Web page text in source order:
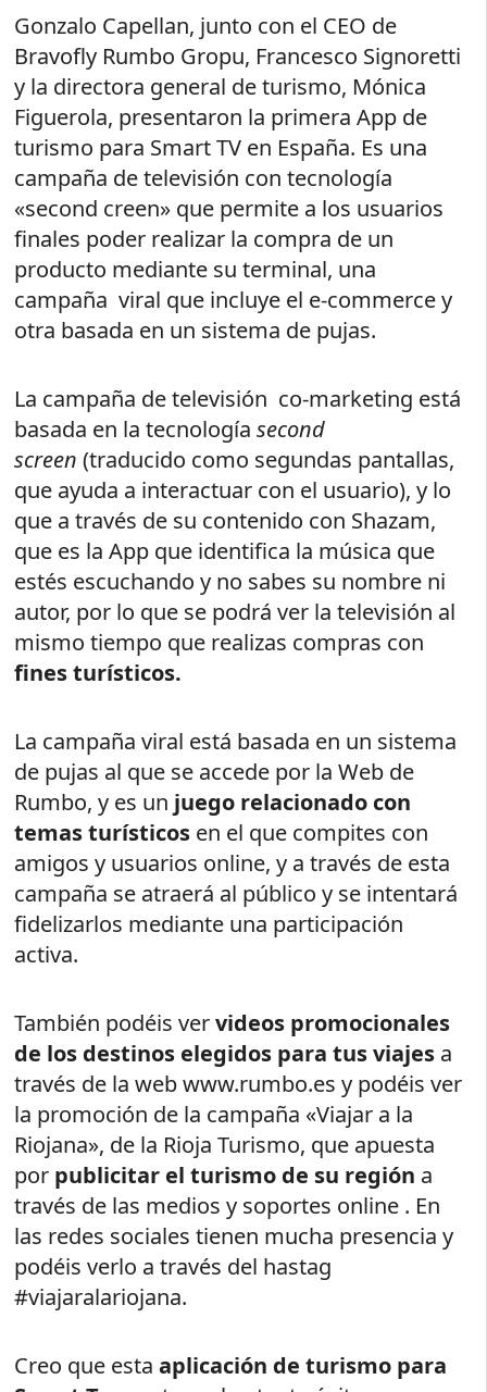
Gonzalo Capellan, junto con el CEO de
Bravofly Rumbo Gropu, Francesco Signoretti
y la directora general de turismo, Mónica
Figuerola, presentaron la primera App de
turismo para Smart TV en España. Es una
campaña de televisión con tecnología
«second creen» que permite a los usuarios
finales poder realizar la compra de un
producto mediante su terminal, una
campaña viral que incluye el e-commerce y
otra basada en un sistema de pujas.
La campaña de televisión co-marketing está
basada en la tecnologíasecond
screen(traducido como segundas pantallas,
que ayuda a interactuar con el usuario), y lo
que a través de su contenido con Shazam,
que es la App que identifica la música que
estés escuchando y no sabes su nombre ni
autor, por lo que se podrá ver la televisión al
mismo tiempo que realizas compras con
fines turísticos.
La campaña viral está basada en un sistema
de pujas al que se accede por la Web de
Rumbo, y es un juego relacionado con
temas turísticos en el que compites con
amigos y usuarios online, y a través de esta
campaña se atraerá al público y se intentará
fidelizarlos mediante una participación
activa.
También podéis vervideos promocionales
de los destinos elegidos para tus viajes a
través de la web www.rumbo.es y podéis ver
la promoción de la campaña «Viajar a la
Riojana», de la Rioja Turismo, que apuesta
por publicitar el turismo de su región a
través de las medios y soportes online . En
las redes sociales tienen mucha presencia y
podéis verlo a través del hastag
#viajaralariojana.
Creo que esta aplicación de turismo para